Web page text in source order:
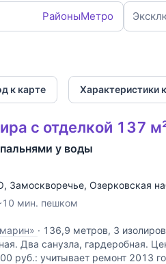
РайоныМетро
к карте Характеристики
с отделкой 137
у воды
, Замоскворечье, Озерковская
мин. пешком
· 136,9 метров, 3
Два санузла, гардеробная.
руб.: учитывает ремонт 2013